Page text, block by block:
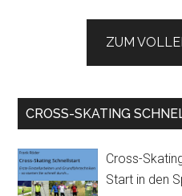
ZUM
CROSS-SKATING
Cross-
Start in den